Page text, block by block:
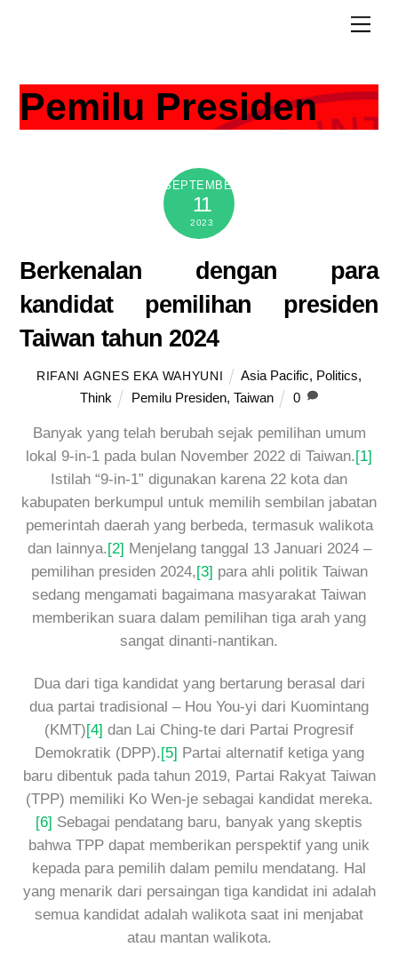
Pemilu Presiden
SEPTEMBER
11
2023
Berkenalan dengan para
kandidat pemilihan presiden
Taiwan tahun 2024
RIFANI AGNES EKA WAHYUNI Asia Pacific, Politics,
Think
Pemilu Presiden, Taiwan 0
Banyak yang telah berubah sejak pemilihan umum
lokal 9-in-1 pada bulan November 2022 di Taiwan.[1]
Istilah “9-in-1” digunakan karena 22 kota dan
kabupaten berkumpul untuk memilih sembilan jabatan
pemerintah daerah yang berbeda, termasuk walikota
dan lainnya.[2] Menjelang tanggal 13 Januari 2024 –
pemilihan presiden 2024,[3] para ahli politik Taiwan
sedang mengamati bagaimana masyarakat Taiwan
memberikan suara dalam pemilihan tiga arah yang
sangat dinanti-nantikan.
Dua dari tiga kandidat yang bertarung berasal dari
dua partai tradisional – Hou You-yi dari Kuomintang
(KMT)[4] dan Lai Ching-te dari Partai Progresif
Demokratik (DPP).[5] Partai alternatif ketiga yang
baru dibentuk pada tahun 2019, Partai Rakyat Taiwan
(TPP) memiliki Ko Wen-je sebagai kandidat mereka.
[6] Sebagai pendatang baru, banyak yang skeptis
bahwa TPP dapat memberikan perspektif yang unik
kepada para pemilih dalam pemilu mendatang. Hal
yang menarik dari persaingan tiga kandidat ini adalah
semua kandidat adalah walikota saat ini menjabat
atau mantan walikota.